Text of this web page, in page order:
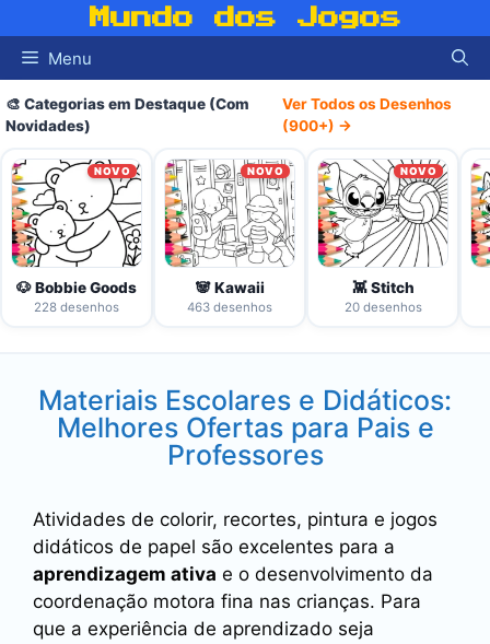
para
conteúdo
Mundo dos Jogos
Menu
🎨 Categorias em Destaque (Com
Novidades)
Ver Todos os Desenhos
(900+) →
NOVO
🐶 Bobbie Goods
228 desenhos
NOVO
🐼 Kawaii
463 desenhos
NOVO
👾 Stitch
20 desenhos
Materiais Escolares e Didáticos:
Melhores Ofertas para Pais e
Professores
Atividades de colorir, recortes, pintura e jogos
didáticos de papel são excelentes para a
aprendizagem ativa e o desenvolvimento da
coordenação motora fina nas crianças. Para
que a experiência de aprendizado seja